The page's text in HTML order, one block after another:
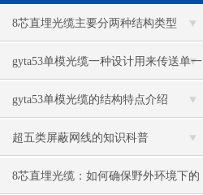
8芯直埋光缆主要分两种结构类型
gyta53单模光缆一种设计用来传送单一
光束的光纤
gyta53单模光缆的结构特点介绍
超五类屏蔽网线的知识科普
8芯直埋光缆：如何确保野外环境下的